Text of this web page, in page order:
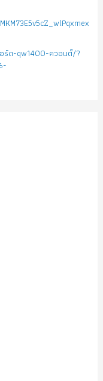
ร์ด-qw1400-ควอนตั้/?